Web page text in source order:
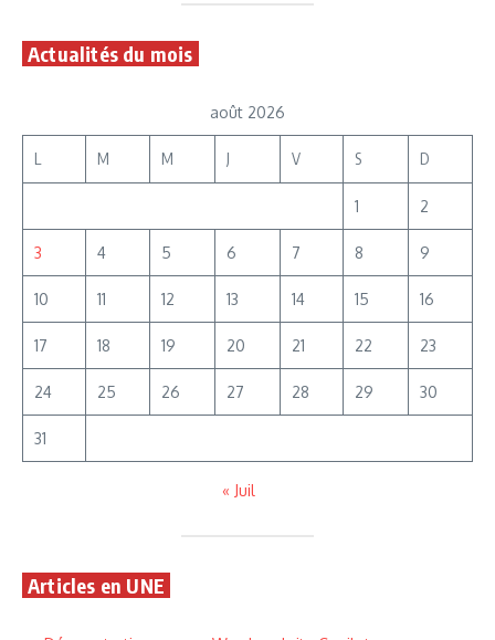
Actualités du mois
août 2026
L M M J V S D
1 2
3 4 5 6 7 8 9
10 11 12 13 14 15 16
17 18 19 20 21 22 23
24 25 26 27 28 29 30
31
« Juil
Articles en UNE